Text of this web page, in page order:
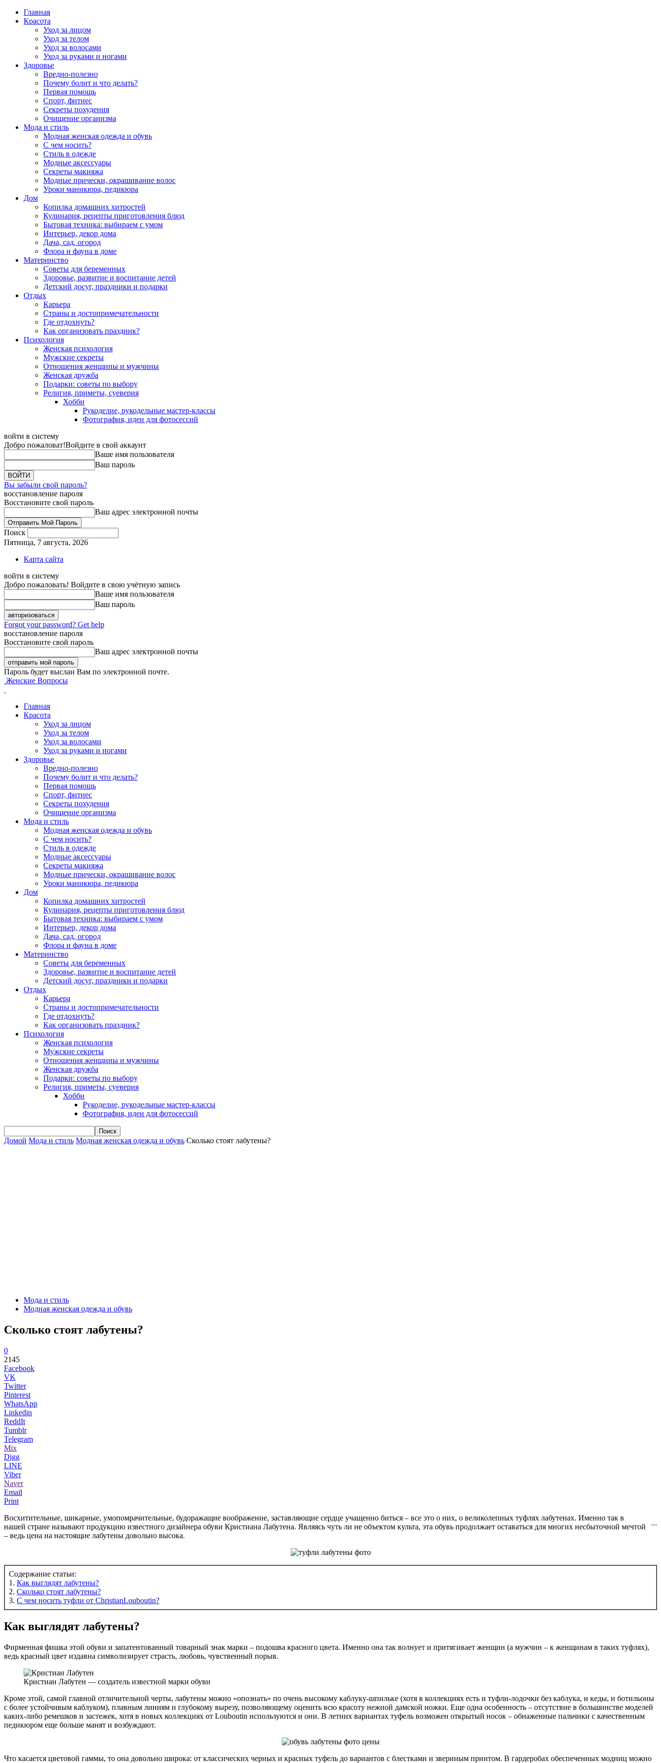
Главная
Красота
Уход за лицом
Уход за телом
Уход за волосами
Уход за руками и ногами
Здоровье
Вредно-полезно
Почему болит и что делать?
Первая помощь
Спорт, фитнес
Секреты похудения
Очищение организма
Мода и стиль
Модная женская одежда и обувь
С чем носить?
Стиль в одежде
Модные аксессуары
Секреты макияжа
Модные прически, окрашивание волос
Уроки маникюра, педикюра
Дом
Копилка домашних хитростей
Кулинария, рецепты приготовления блюд
Бытовая техника: выбираем с умом
Интерьер, декор дома
Дача, сад, огород
Флора и фауна в доме
Материнство
Советы для беременных
Здоровье, развитие и воспитание детей
Детский досуг, праздники и подарки
Отдых
Карьера
Страны и достопримечательности
Где отдохнуть?
Как организовать праздник?
Психология
Женская психология
Мужские секреты
Отношения женщины и мужчины
Женская дружба
Подарки: советы по выбору
Религия, приметы, суеверия
Хобби
Рукоделие, рукодельные мастер-классы
Фотография, идеи для фотосессий
войти в систему
Добро пожаловат!Войдите в свой аккаунт
Ваше имя пользователя
Ваш пароль
Вы забыли свой пароль?
восстановление пароля
Восстановите свой пароль
Ваш адрес электронной почты
Поиск
Пятница, 7 августа, 2026
Карта сайта
войти в систему
Добро пожаловать! Войдите в свою учётную запись
Ваше имя пользователя
Ваш пароль
Forgot your password? Get help
восстановление пароля
Восстановите свой пароль
Ваш адрес электронной почты
Пароль будет выслан Вам по электронной почте.
Женские Вопросы
Главная
Красота
Уход за лицом
Уход за телом
Уход за волосами
Уход за руками и ногами
Здоровье
Вредно-полезно
Почему болит и что делать?
Первая помощь
Спорт, фитнес
Секреты похудения
Очищение организма
Мода и стиль
Модная женская одежда и обувь
С чем носить?
Стиль в одежде
Модные аксессуары
Секреты макияжа
Модные прически, окрашивание волос
Уроки маникюра, педикюра
Дом
Копилка домашних хитростей
Кулинария, рецепты приготовления блюд
Бытовая техника: выбираем с умом
Интерьер, декор дома
Дача, сад, огород
Флора и фауна в доме
Материнство
Советы для беременных
Здоровье, развитие и воспитание детей
Детский досуг, праздники и подарки
Отдых
Карьера
Страны и достопримечательности
Где отдохнуть?
Как организовать праздник?
Психология
Женская психология
Мужские секреты
Отношения женщины и мужчины
Женская дружба
Подарки: советы по выбору
Религия, приметы, суеверия
Хобби
Рукоделие, рукодельные мастер-классы
Фотография, идеи для фотосессий
Домой Мода и стиль Модная женская одежда и обувь Сколько стоят лабутены?
Мода и стиль
Модная женская одежда и обувь
Сколько стоят лабутены?
0
2145
Facebook
VK
Twitter
Pinterest
WhatsApp
Linkedin
ReddIt
Tumblr
Telegram
Mix
Digg
LINE
Viber
Naver
Email
Print
...
Восхитительные, шикарные, умопомрачительные, будоражащие воображение, заставляющие сердце учащенно биться – все это о них, о великолепных туфлях лабутенах. Именно так в
нашей стране называют продукцию известного дизайнера обуви Кристиана Лабутена. Являясь чуть ли не объектом культа, эта обувь продолжает оставаться для многих несбыточной мечтой
– ведь цена на настоящие лабутены довольно высока.
Содержание статьи:
1. Как выглядят лабутены?
2. Сколько стоят лабутены?
3. С чем носить туфли от ChristianLouboutin?
Как выглядят лабутены?
Фирменная фишка этой обуви и запатентованный товарный знак марки – подошва красного цвета. Именно она так волнует и притягивает женщин (а мужчин – к женщинам в таких туфлях),
ведь красный цвет издавна символизирует страсть, любовь, чувственный порыв.
Кристиан Лабутен — создатель известной марки обуви
Кроме этой, самой главной отличительной черты, лабутены можно «опознать» по очень высокому каблуку-шпильке (хотя в коллекциях есть и туфли-лодочки без каблука, и кеды, и ботильоны
с более устойчивым каблуком), плавным линиям и глубокому вырезу, позволяющему оценить всю красоту нежной дамской ножки. Еще одна особенность – отсутствие в большинстве моделей
каких-либо ремешков и застежек, хотя в новых коллекциях от Louboutin используются и они. В летних вариантах туфель возможен открытый носок – обнаженные пальчики с качественным
педикюром еще больше манят и возбуждают.
Что касается цветовой гаммы, то она довольно широка: от классических черных и красных туфель до вариантов с блестками и звериным принтом. В гардеробах обеспеченных модниц можно